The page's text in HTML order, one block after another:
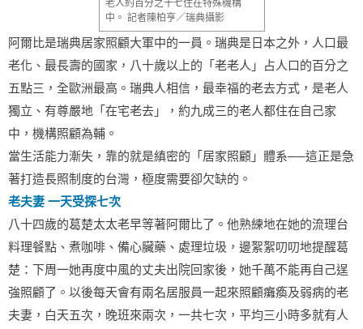
老人約百分之十七住在特殊機構
中。 記者陳柏亨／瑞典攝影
阿爾比是瑞典居家照顧大軍中的一員。瑞典是日本之外，人口最
老化、最長壽的國家，八十歲以上的「老老人」占人口的百分之
五點三，全歐洲最高。瑞典人相信，最幸福的老去方式，是老人
獨立、有尊嚴地「在宅老去」，約九成三的老人都住在自己家
中，機構照顧為輔。
當生活能力漸失，靠的就是縝密的「居家照顧」體系──這正是急
著打造長照制度的台灣，極度需要卻欠缺的。
老夫妻 一天受探七次
八十四歲的葛楚太太老早等著阿爾比了。他熟練地在她的流理台
料理餐點、煮咖啡、備心臟藥、處理垃圾，邊絮絮叨叨地提醒葛
楚：下周一她再度中風的丈夫出院回家後，她千萬不能再自己逞
強照顧了。以後每天會有兩名居服員一起來照顧癱瘓及弱病的老
夫妻，白天五次，晚班來兩次，一共七次，平均三小時多就有人